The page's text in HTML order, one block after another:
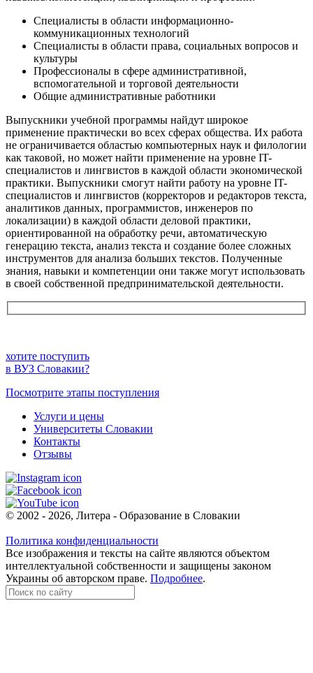
Специалисты в области информационно-
коммуникационных технологий
Специалисты в области права, социальных вопросов и
культуры
Профессионалы в сфере административной,
вспомогательной и торговой деятельности
Общие административные работники
Выпускники учебной программы найдут широкое
применение практически во всех сферах общества. Их работа
не ограничивается областью компьютерных наук и филологии
как таковой, но может найти применение на уровне IT-
специалистов и лингвистов в каждой области экономической
практики. Выпускники смогут найти работу на уровне IT-
специалистов и лингвистов (корректоров и редакторов текста,
аналитиков данных, программистов, инженеров по
локализации) в каждой области деловой практики,
ориентированной на обработку речи, автоматическую
генерацию текста, анализ текста и создание более сложных
инструментов для анализа больших текстов. Полученные
знания, навыки и компетенции они также могут использовать
в своей собственной предпринимательской деятельности.
хотите поступить
в ВУЗ Словакии?
Посмотрите этапы поступления
Услуги и цены
Университеты Словакии
Контакты
Отзывы
© 2002 - 2026, Литера - Образование в Словакии
Политика конфиденциальности
Все изображения и тексты на сайте являются объектом
интеллектуальной собственности и защищены законом
Украины об авторском праве. Подробнее.